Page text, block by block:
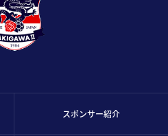
スポンサー紹介